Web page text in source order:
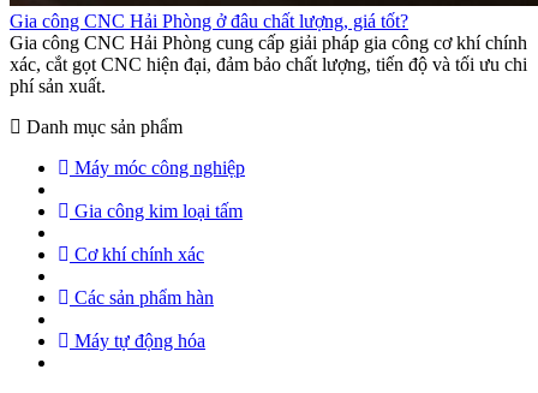
Gia công CNC Hải Phòng ở đâu chất lượng, giá tốt?
Gia công CNC Hải Phòng cung cấp giải pháp gia công cơ khí chính
xác, cắt gọt CNC hiện đại, đảm bảo chất lượng, tiến độ và tối ưu chi
phí sản xuất.
Danh mục sản phẩm
Máy móc công nghiệp
Gia công kim loại tấm
Cơ khí chính xác
Các sản phẩm hàn
Máy tự động hóa